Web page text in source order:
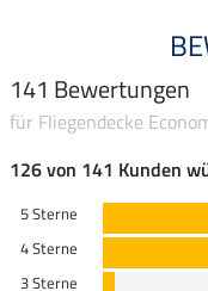
141 Bewertungen
für Fliegendecke
126 von 141 Kunden
5 Sterne
4 Sterne
3 Sterne